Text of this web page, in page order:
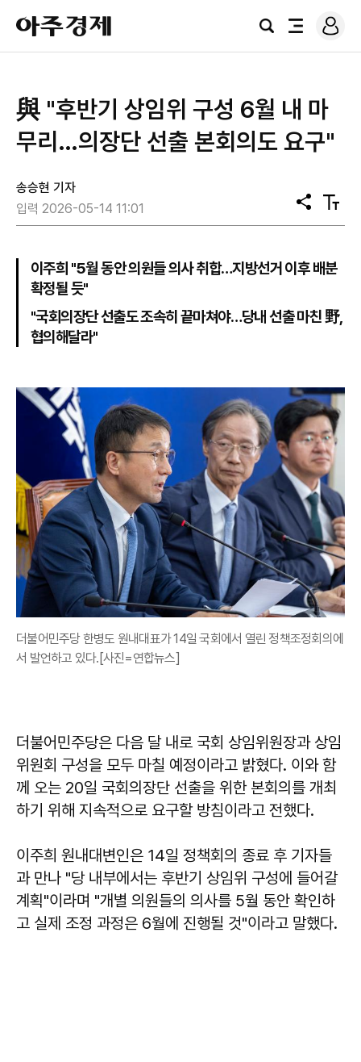
아
주
경
검
전
로
그
與 "후반기 상임위 구성 6월 내 마
무리…의장단 선출 본회의도 요구"
송승현 기자
입력 2026-05-14 11:01
공
유
텍
스
기
이주희 "5월 동안 의원들 의사 취합…지방선거 이후 배분
확정될 듯"
"국회의장단 선출도 조속히 끝마쳐야…당내 선출 마친 野,
협의해달라"
더불어민주당 한병도 원내대표가 14일 국회에서 열린 정책조정회의에
서 발언하고 있다.[사진=연합뉴스]
더불어민주당은 다음 달 내로 국회 상임위원장과 상임
위원회 구성을 모두 마칠 예정이라고 밝혔다. 이와 함
께 오는 20일 국회의장단 선출을 위한 본회의를 개최
하기 위해 지속적으로 요구할 방침이라고 전했다.
이주희 원내대변인은 14일 정책회의 종료 후 기자들
과 만나 "당 내부에서는 후반기 상임위 구성에 들어갈
계획"이라며 "개별 의원들의 의사를 5월 동안 확인하
고 실제 조정 과정은 6월에 진행될 것"이라고 말했다.